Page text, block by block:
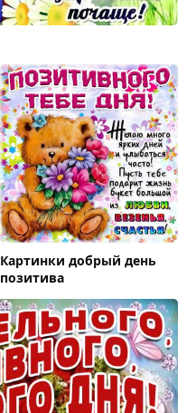
Картинки добрый день
позитива